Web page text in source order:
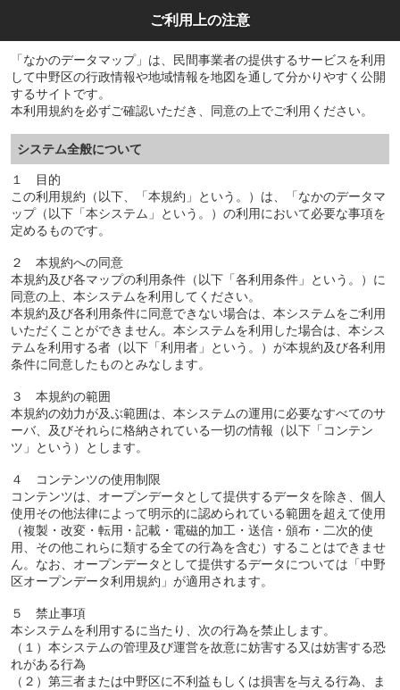
ご利用上の注意
「なかのデータマップ」は、民間事業者の提供するサービスを利用
して中野区の行政情報や地域情報を地図を通して分かりやすく公開
するサイトです。
本利用規約を必ずご確認いただき、同意の上でご利用ください。
システム全般について
１ 目的
この利用規約（以下、「本規約」という。）は、「なかのデータマ
ップ（以下「本システム」という。）の利用において必要な事項を
定めるものです。
２ 本規約への同意
本規約及び各マップの利用条件（以下「各利用条件」という。）に
同意の上、本システムを利用してください。
本規約及び各利用条件に同意できない場合は、本システムをご利用
いただくことができません。本システムを利用した場合は、本シス
テムを利用する者（以下「利用者」という。）が本規約及び各利用
条件に同意したものとみなします。
３ 本規約の範囲
本規約の効力が及ぶ範囲は、本システムの運用に必要なすべてのサ
ーバ、及びそれらに格納されている一切の情報（以下「コンテン
ツ」という）とします。
４ コンテンツの使用制限
コンテンツは、オープンデータとして提供するデータを除き、個人
使用その他法律によって明示的に認められている範囲を超えて使用
（複製・改変・転用・記載・電磁的加工・送信・頒布・二次的使
用、その他これらに類する全ての行為を含む）することはできませ
ん。なお、オープンデータとして提供するデータについては「中野
区オープンデータ利用規約」が適用されます。
５ 禁止事項
本システムを利用するに当たり、次の行為を禁止します。
（１）本システムの管理及び運営を故意に妨害する又は妨害する恐
れがある行為
（２）第三者または中野区に不利益もしくは損害を与える行為、ま